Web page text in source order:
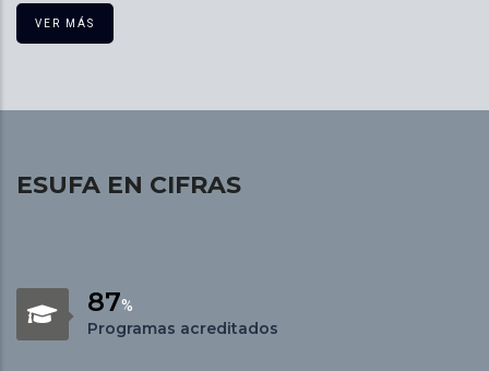
VER MÁS
ESUFA EN CIFRAS
87%
Programas acreditados